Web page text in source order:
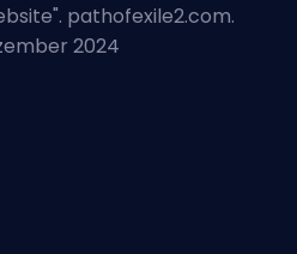
". pathofexile2.com.
2024